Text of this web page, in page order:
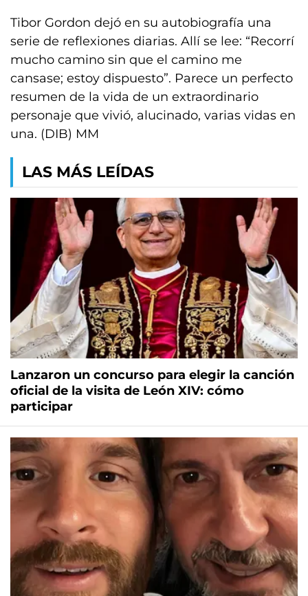
Tibor Gordon dejó en su autobiografía una
serie de reflexiones diarias. Allí se lee: “Recorrí
mucho camino sin que el camino me
cansase; estoy dispuesto”. Parece un perfecto
resumen de la vida de un extraordinario
personaje que vivió, alucinado, varias vidas en
una. (DIB) MM
LAS MÁS LEÍDAS
Lanzaron un concurso para elegir la canción
oficial de la visita de León XIV: cómo
participar